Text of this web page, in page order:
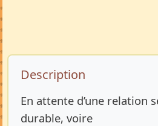
Description de
Description
En attente d’une relation
durable, voire